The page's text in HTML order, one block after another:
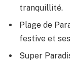
tranquillité.
Plage de
festive et
Super